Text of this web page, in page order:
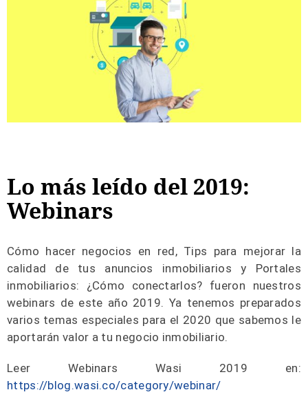
Lo más leído del 2019:
Webinars
Cómo hacer negocios en red, Tips para mejorar la
calidad de tus anuncios inmobiliarios y Portales
inmobiliarios: ¿Cómo conectarlos? fueron nuestros
webinars de este año 2019. Ya tenemos preparados
varios temas especiales para el 2020 que sabemos le
aportarán valor a tu negocio inmobiliario.
Leer Webinars Wasi 2019 en:
https://blog.wasi.co/category/webinar/